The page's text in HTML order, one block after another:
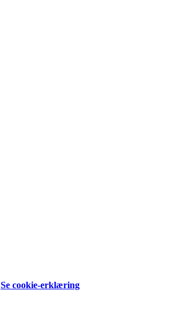
Se cookie-erklæring